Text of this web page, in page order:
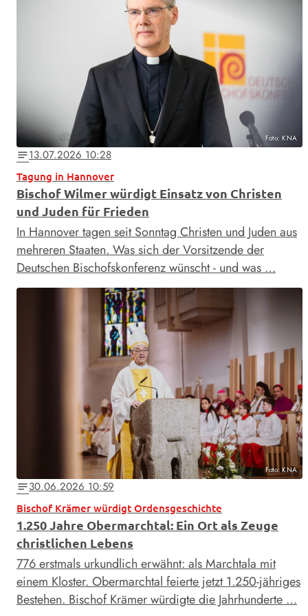
Foto: KNA
notes13.07.2026 10:28
Tagung in Hannover
Bischof Wilmer würdigt Einsatz von Christen
und Juden für Frieden
In Hannover tagen seit Sonntag Christen und Juden aus
mehreren Staaten. Was sich der Vorsitzende der
Deutschen Bischofskonferenz wünscht - und was …
Foto: KNA
notes30.06.2026 10:59
Bischof Krämer würdigt Ordensgeschichte
1.250 Jahre Obermarchtal: Ein Ort als Zeuge
christlichen Lebens
776 erstmals urkundlich erwähnt: als Marchtala mit
einem Kloster. Obermarchtal feierte jetzt 1.250-jähriges
Bestehen. Bischof Krämer würdigte die Jahrhunderte …